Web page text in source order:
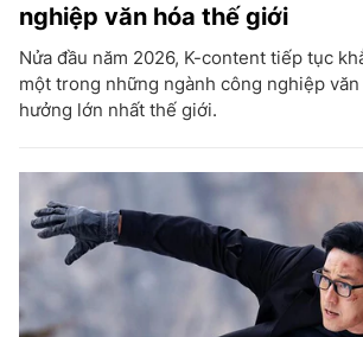
nghiệp văn hóa thế giới
Nửa đầu năm 2026, K-content tiếp tục
một trong những ngành công nghiệp
hưởng lớn nhất thế giới.